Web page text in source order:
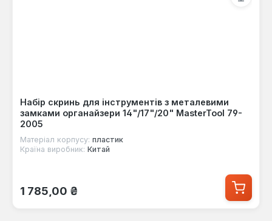
Набір скринь для інструментів з металевими
замками органайзери 14"/17"/20" MasterTool 79-
2005
Матеріал корпусу: пластик
Країна виробник: Китай
Звичайна ціна:
1 785,00 ₴